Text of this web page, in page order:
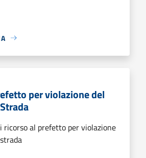
per violazione del
ricorso al prefetto per violazione